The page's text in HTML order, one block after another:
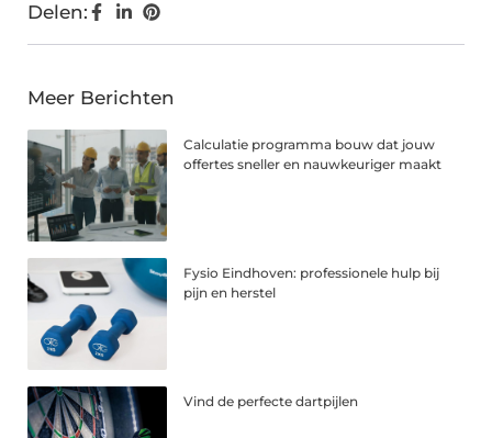
Delen:
Meer Berichten
Calculatie programma bouw dat jouw
offertes sneller en nauwkeuriger maakt
Fysio Eindhoven: professionele hulp bij
pijn en herstel
Vind de perfecte dartpijlen